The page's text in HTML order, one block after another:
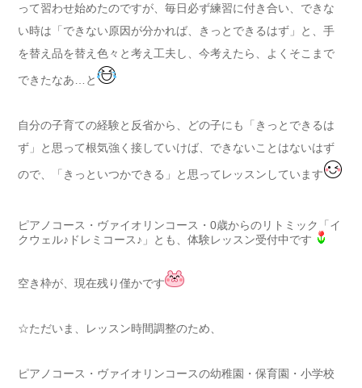
って習わせ始めたのですが、毎日必ず練習に付き合い、できな
い時は「できない原因が分かれば、きっとできるはず」と、手
を替え品を替え色々と考え工夫し、今考えたら、よくそこまで
できたなあ…と
自分の子育ての経験と反省から、どの子にも「きっとできるは
ず」と思って根気強く接していけば、できないことはないはず
ので、「きっといつかできる」と思ってレッスンしています
ピアノコース・ヴァイオリンコース・0歳からのリトミック「イ
クウェル♪ドレミコース♪」とも、体験レッスン受付中です
空き枠が、現在残り僅かです
☆ただいま、レッスン時間調整のため、
ピアノコース・ヴァイオリンコースの幼稚園・保育園・小学校